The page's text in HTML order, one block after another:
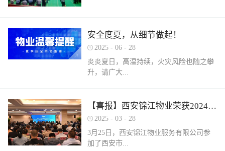
业职业技能竞赛中， 西安锦江物业服务有
限公司的选手们表现卓越，凭借扎实的理
论知识、精湛的操作技能和临危不乱的现
场发挥，在物业管理师、电工、消防设施
市住房和城乡建设局指导、市物业管理行
业协会主办，是全市物业管理行业一年一
度规格最高、水平最强、影响最广的职业
技能盛会。本次竞赛，共有来自全市60余
家物业企业的1300余名物业从业人员参
安全度夏，从细节做起！
2025 - 06 - 28
炎炎夏日，高温持续，火灾风险也随之攀
升，请广大...
业主做好夏季安全防范工作。风险在于防
范，平安才是幸福！西安锦江物业提醒
夏季高温，引发火灾事故占比较高，空
调、冰箱、电风扇等大功率电器的使用频
【喜报】西安锦江物业荣获2024年度优秀单位、全市技能竞赛优秀个人及优秀组织单位多项荣誉
2025 - 03 - 28
3月25日，西安锦江物业服务有限公司参
加了西安市...